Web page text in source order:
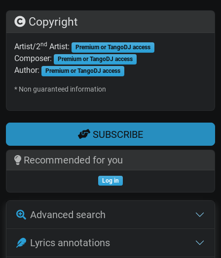
Copyright
Artist/2nd Artist: Premium or TangoDJ access
Composer: Premium or TangoDJ access
Author: Premium or TangoDJ access
* Non guaranteed information
SUBSCRIBE
Recommended for you
Log in
Advanced search
Lyrics annotations